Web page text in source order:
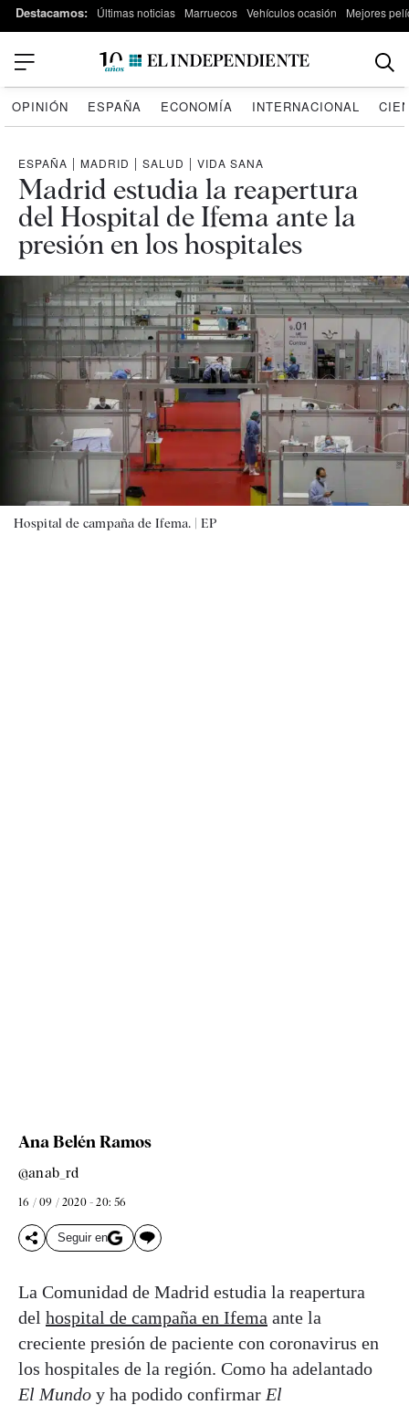
Destacamos: Últimas noticias Marruecos Vehículos ocasión Mejores
OPINIÓN ESPAÑA ECONOMÍA INTERNACIONAL
ESPAÑA | MADRID | SALUD | VIDA SANA
Madrid estudia la reapertura
del Hospital de Ifema ante la
presión en los hospitales
Hospital de campaña de Ifema. | EP
Ana Belén Ramos
@anab_rd
16 / 09 / 2020 - 20: 56
Seguir en
La Comunidad de Madrid estudia la reapertura
del hospital de campaña en Ifema ante la
creciente presión de paciente con coronavirus en
los hospitales de la región. Como ha adelantado
El Mundo y ha podido confirmar El